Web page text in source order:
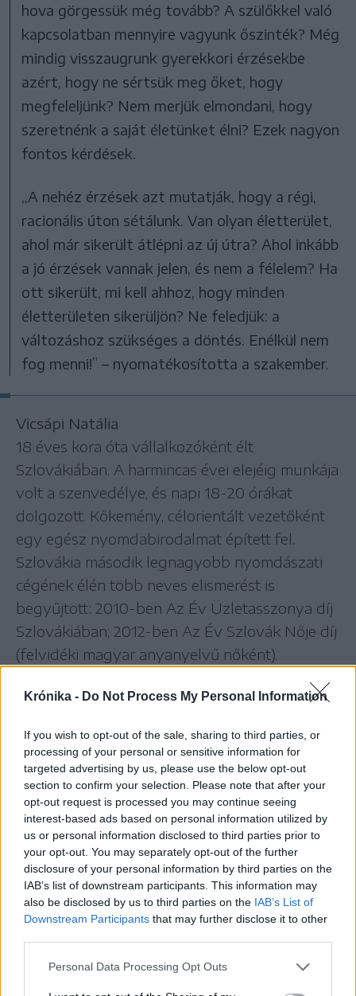
Krónika - Do Not Process My Personal Information
If you wish to opt-out of the sale, sharing to third parties, or
processing of your personal or sensitive information for
targeted advertising by us, please use the below opt-out
section to confirm your selection. Please note that after your
opt-out request is processed you may continue seeing
interest-based ads based on personal information utilized by
us or personal information disclosed to third parties prior to
your opt-out. You may separately opt-out of the further
disclosure of your personal information by third parties on the
IAB’s list of downstream participants. This information may
also be disclosed by us to third parties on the IAB’s List of
Downstream Participants that may further disclose it to other
Personal Data Processing Opt Outs
hova görgessük még tovább? A szülőkkel való
kapcsolatban mennyire vagyunk őszinték? Még
mindig visszaugrunk gyerekkori érzésekbe
azért, hogy ne sértsük meg őket, hogy
megfeleljünk? Nem merjük elmondani, hogy
szeretnénk a saját életünket élni? Ezek nagyon
fontos kérdések.
,,A nehéz érzések azt mutatják, hogy a régi,
racionális úton sétálunk. Van olyan életterület,
ahol már sikerült átlépni az új útra? Ahol inkább
a jó érzések vannak jelen, és nem a félelem? Ha
ott sikerült, mi kell ahhoz, hogy minden
életterületen sikerüljön? Ne feledjük: a
változáshoz szükséges a döntés. Enélkül nem
fog menni!” – nyomatékosította a szakember.
Vicsápi Natália
18 éves kora óta vállalkozóként élt
Szlovákiában. A harmincas évei elejéig munkája
volt a szenvedélye, és napi 18-20 órákat
dolgozott. Kőkemény, célorientált vezetőként
egy egész nyomdabirodalmat épített fel.
Szlovákia második legnagyobb nyomdászati
cégének élén több neves elismerést is
begyűjtött: 2010-ben Az Év Üzletasszonya díj
Szlovákiában; 2012-ben Az Év Szlovák Nője díj
(felvidéki magyar anyanyelvű nőként).
anyaként ez idő alatt kudarcot vallott. A sors
út, amin jár, nem az ő útja. 2014-ben elvesztette
a céget és a vagyonát.
,,Úrrá lett rajtam a céltalanság és a csalódottság.
Úgy éreztem, hogy kicsúszott a lábam alól a
talaj, de később rájöttem, hogy más is van az
életemben, és ezt a mást meg akartam ismerni,
fel akartam fedezni. Ehhez először a fejemben
kellett rendet tennem és magamat kellett
megismernem. Ezért önismereti terápiákra
megértettem a pszichológia, a filozófia és a